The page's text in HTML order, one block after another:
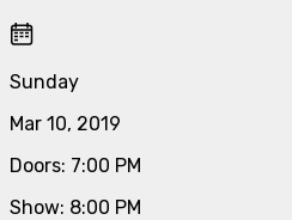
Sunday
Mar 10, 2019
Doors: 7:00 PM
Show: 8:00 PM